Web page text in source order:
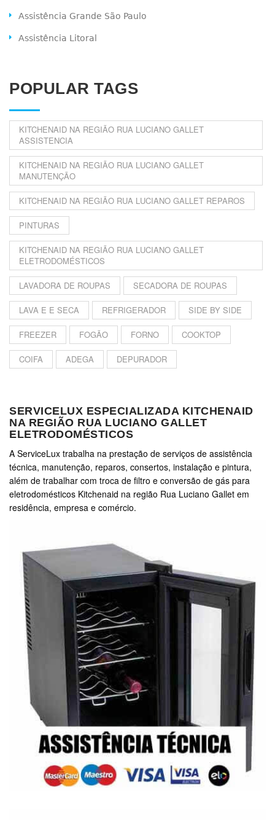
Assistência Grande São Paulo
Assistência Litoral
POPULAR TAGS
KITCHENAID NA REGIÃO RUA LUCIANO GALLET
ASSISTENCIA
KITCHENAID NA REGIÃO RUA LUCIANO GALLET
MANUTENÇÃO
KITCHENAID NA REGIÃO RUA LUCIANO GALLET REPAROS
PINTURAS
KITCHENAID NA REGIÃO RUA LUCIANO GALLET
ELETRODOMÉSTICOS
LAVADORA DE ROUPAS SECADORA DE ROUPAS
LAVA E E SECA REFRIGERADOR SIDE BY SIDE
FREEZER FOGÃO FORNO COOKTOP
COIFA ADEGA DEPURADOR
SERVICELUX ESPECIALIZADA KITCHENAID
NA REGIÃO RUA LUCIANO GALLET
ELETRODOMÉSTICOS
A ServiceLux trabalha na prestação de serviços de assistência
técnica, manutenção, reparos, consertos, instalação e pintura,
além de trabalhar com troca de filtro e conversão de gás para
eletrodomésticos Kitchenaid na região Rua Luciano Gallet em
residência, empresa e comércio.